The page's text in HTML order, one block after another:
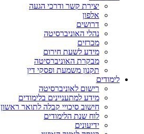
יצירת קשר ודרכי הגעה
אלפון
דרושים
נהלי האוניברסיטה
מכרזים
מידע לשעת חירום
מבקרת האוניברסיטה
תקנון משמעת ופסקי דין
לימודים
רישום לאוניברסיטה
מידע למתעניינים בלימודים
חישוב סיכויי קבלה לתואר ראשון
לוח שנת הלימודים
ידיעונים